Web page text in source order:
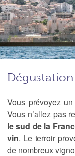
Vous prévoyez
Vous n’allez pas
le sud de la
vin. Le terroir
de nombreux